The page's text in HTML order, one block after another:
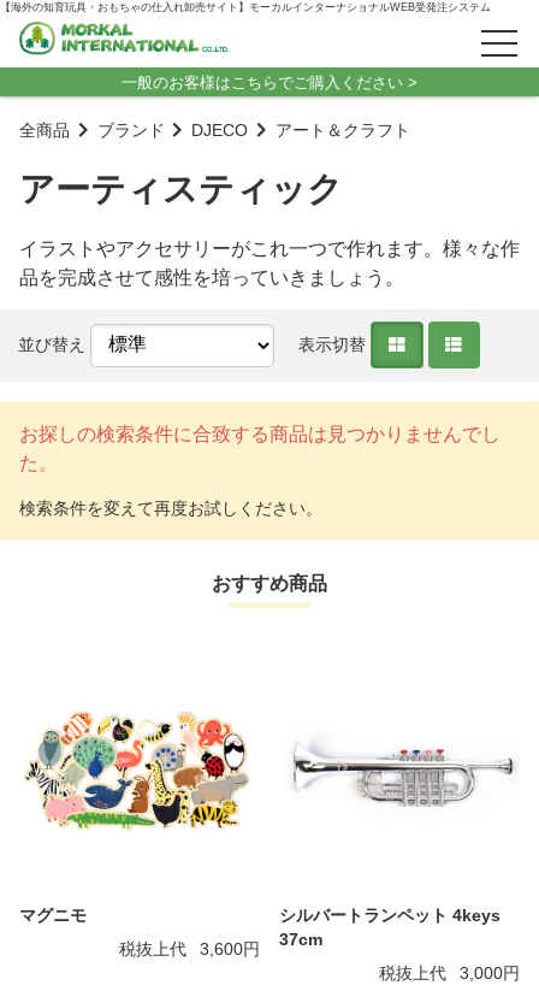
【海外の知育玩具・おもちゃの仕入れ卸売サイト】モーカルインターナショナルWEB受発注システム
一般のお客様はこちらでご購入ください >
全商品 ブランド DJECO アート＆クラフト
アーティスティック
イラストやアクセサリーがこれ一つで作れます。様々な作
品を完成させて感性を培っていきましょう。
並び替え 表示切替
お探しの検索条件に合致する商品は見つかりませんでし
た。
おすすめ商品
マグニモ
税抜上代
3,600円
シルバートランペット 4keys
37cm
税抜上代
3,000円